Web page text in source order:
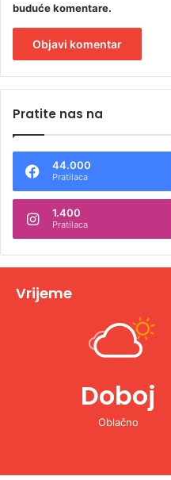
buduće komentare.
t
n
t
v
Pratite nas na
44.000
Pratilaca
1.400
Pratilaca
Vrijeme
Doboj
Oblačno